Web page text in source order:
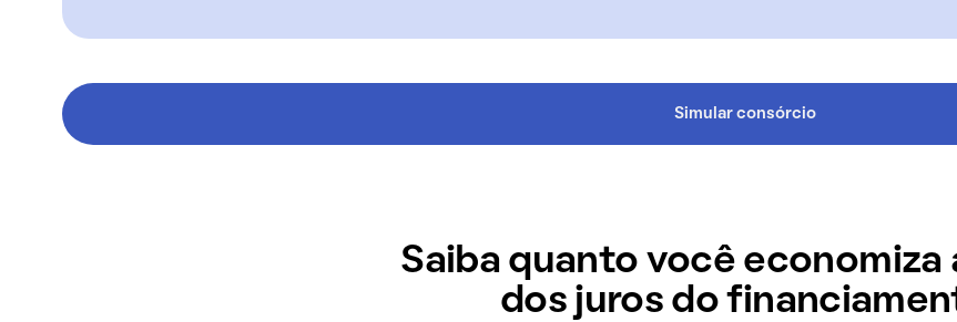
Simular consórcio
Saiba quanto você economiza
dos juros do